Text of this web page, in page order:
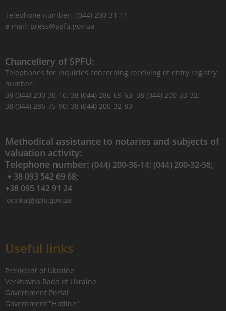
Telephone number: (044) 200-31-11
e-mail: press@spfu.gov.ua
Chancellery of SPFU:
Telephones for inquiries concerning receiving of entry registry
number:
38 (044) 200-30-16; 38 (044) 286-69-63; 38 (044) 200-33-32;
38 (044) 286-75-90; 38 (044) 200-32-83
Methodical assistance to notaries and subjects of
valuation activity:
Telephone number: (044) 200-36-14; (044) 200-32-58;
+ 38 093 542 69 68;
+38 095 142 91 24
Useful links
President of Ukraine
Verkhovna Rada of Ukraine
Government Portal
Government "Hotline"